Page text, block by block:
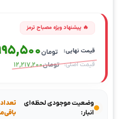
تومان12,217,200
تومان
وضعیت موجودی لحظه‌ای
انبار: